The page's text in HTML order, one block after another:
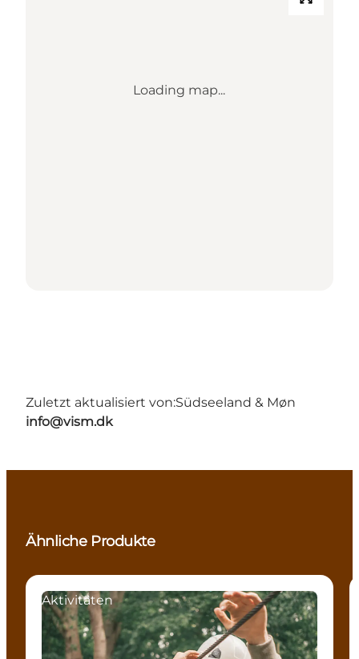
Loading map...
Zuletzt aktualisiert von:Südseeland & Møn
info@vism.dk
Ähnliche Produkte
Aktivitäten